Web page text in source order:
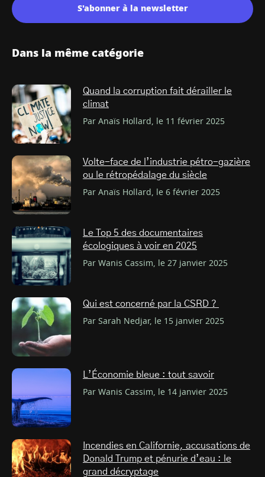
S'abonner à la newsletter
Dans la même catégorie
Quand la corruption fait dérailler le
climat
Par Anaïs Hollard, le 11 février 2025
Volte-face de l’industrie pétro-gazière
ou le rétropédalage du siècle
Par Anaïs Hollard, le 6 février 2025
Le Top 5 des documentaires
écologiques à voir en 2025
Par Wanis Cassim, le 27 janvier 2025
Qui est concerné par la CSRD ?
Par Sarah Nedjar, le 15 janvier 2025
L’Économie bleue : tout savoir
Par Wanis Cassim, le 14 janvier 2025
Incendies en Californie, accusations de
Donald Trump et pénurie d’eau : le
grand décryptage